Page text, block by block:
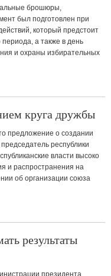
брошюры,
был подготовлен при
который предстоит
а также в день
и охраны избирательных
круга дружбы
предложение о создании
республики
власти высоко
и распространения на
об организации союза
результаты
президента